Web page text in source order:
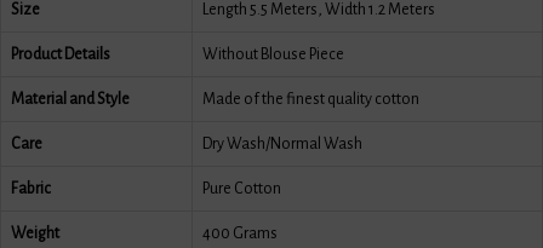
Size Length 5.5 Meters, Width 1.2 Meters
Product Details Without Blouse Piece
Material and Style Made of the finest quality cotton
Care Dry Wash/Normal Wash
Fabric Pure Cotton
Weight 400 Grams